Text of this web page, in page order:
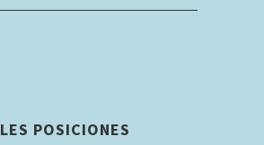
POSICIONES